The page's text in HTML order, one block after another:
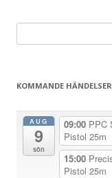
a
efter:
KOMMANDE HÄNDELSER
AUG
9
sön
09:00 PPC
Pistol 25m
15:00
Pistol 25m